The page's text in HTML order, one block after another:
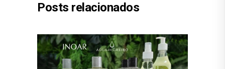
Posts relacionados